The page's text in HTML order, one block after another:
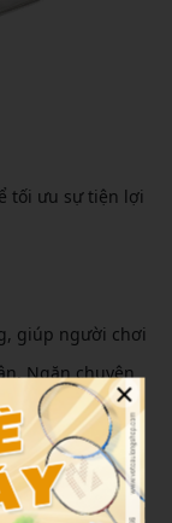
tối ưu sự tiện lợi
giúp người chơi
Ngăn chuyên
khi mang trong
×